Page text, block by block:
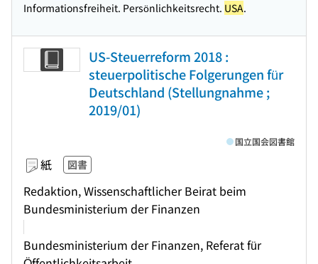
Informationsfreiheit. Persönlichkeitsrecht. USA.
US-Steuerreform 2018 :
steuerpolitische Folgerungen für
Deutschland (Stellungnahme ;
2019/01)
紙 図書
Redaktion, Wissenschaftlicher Beirat beim
Bundesministerium der Finanzen
Bundesministerium der Finanzen, Referat für
国立国会図書館